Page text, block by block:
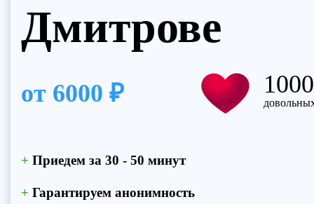
Дмитрове
от 6000 ₽
+ Приедем за 30 - 50 минут
+ Гарантируем анонимность